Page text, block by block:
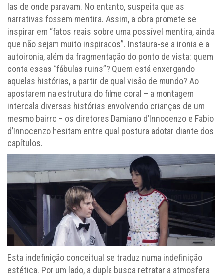
las de onde paravam. No entanto, suspeita que as
narrativas fossem mentira. Assim, a obra promete se
inspirar em “fatos reais sobre uma possível mentira, ainda
que não sejam muito inspirados”. Instaura-se a ironia e a
autoironia, além da fragmentação do ponto de vista: quem
conta essas “fábulas ruins”? Quem está enxergando
aquelas histórias, a partir de qual visão de mundo? Ao
apostarem na estrutura do filme coral – a montagem
intercala diversas histórias envolvendo crianças de um
mesmo bairro – os diretores Damiano d’Innocenzo e Fabio
d’Innocenzo hesitam entre qual postura adotar diante dos
capítulos.
Esta indefinição conceitual se traduz numa indefinição
estética. Por um lado, a dupla busca retratar a atmosfera